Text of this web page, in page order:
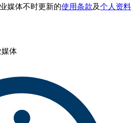
媒体不时更新的使用条款及个人资料
媒体